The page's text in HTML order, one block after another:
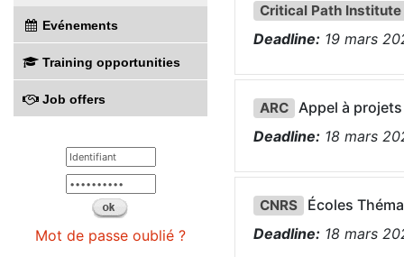
Evénements
Training opportunities
Job offers
Mot de passe oublié ?
Critical Path Institute
Deadline: 19 mars
ARC Appel à
Deadline: 18 mars
CNRS
Écoles
Deadline: 18 mars